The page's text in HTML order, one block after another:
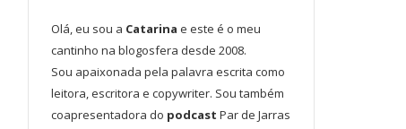
Olá, eu sou a Catarina e este é o meu
cantinho na blogosfera desde 2008.
Sou apaixonada pela palavra escrita como
leitora, escritora e copywriter. Sou também
coapresentadora do podcast Par de Jarras